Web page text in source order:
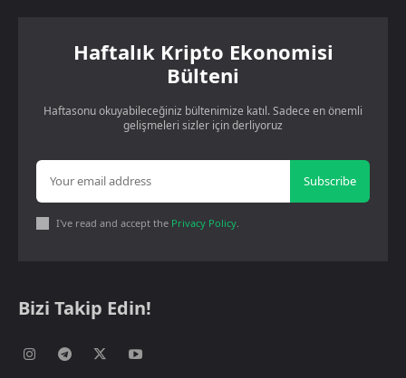
Haftalık Kripto Ekonomisi
Bülteni
Haftasonu okuyabileceğiniz bültenimize katıl. Sadece en önemli
gelişmeleri sizler için derliyoruz
Subscribe
I've read and accept the Privacy Policy.
Bizi Takip Edin!